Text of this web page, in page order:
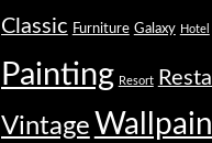
Classic Furniture Galaxy Hotel
Painting Resort
Vintage